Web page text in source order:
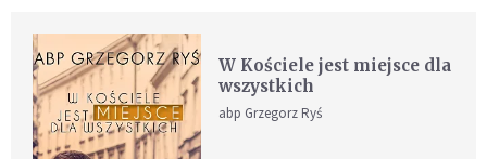
W Kościele jest miejsce dla
wszystkich
abp Grzegorz Ryś